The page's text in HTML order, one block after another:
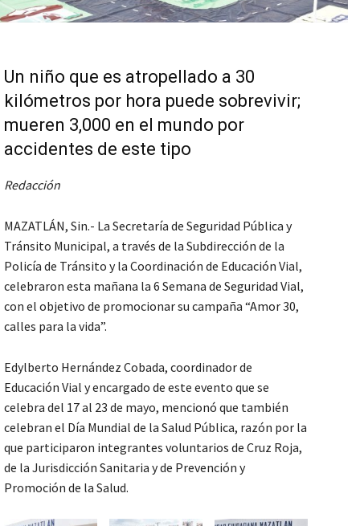
Un niño que es atropellado a 30
kilómetros por hora puede sobrevivir;
mueren 3,000 en el mundo por
accidentes de este tipo
Redacción
MAZATLÁN, Sin.- La Secretaría de Seguridad Pública y
Tránsito Municipal, a través de la Subdirección de la
Policía de Tránsito y la Coordinación de Educación Vial,
celebraron esta mañana la 6 Semana de Seguridad Vial,
con el objetivo de promocionar su campaña “Amor 30,
calles para la vida”.
Edylberto Hernández Cobada, coordinador de
Educación Vial y encargado de este evento que se
celebra del 17 al 23 de mayo, mencionó que también
celebran el Día Mundial de la Salud Pública, razón por la
que participaron integrantes voluntarios de Cruz Roja,
de la Jurisdicción Sanitaria y de Prevención y
Promoción de la Salud.